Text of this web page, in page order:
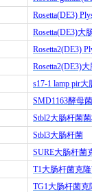
Rosetta(DE3)
Rosetta(DE3)大
Rosetta2(DE3)
Rosetta2(DE3)大
s17-1 lamp pir大
SMD1163酵母菌
Stbl2大肠杆菌
Stbl3大肠杆菌
SURE大肠杆菌
T1大肠杆菌克
TG1大肠杆菌克